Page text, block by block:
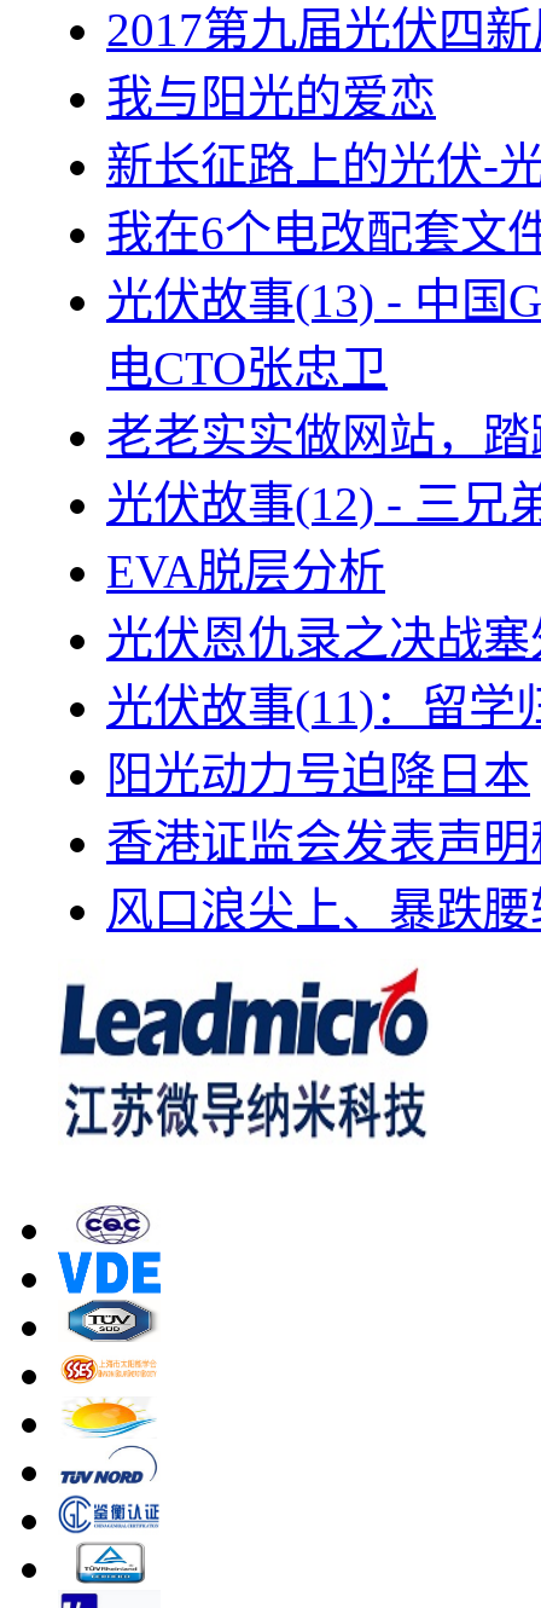
2017第九届光伏四
我与阳光的爱恋
新长征路上的光伏-
我在6个电改配套文
光伏故事(13) - 中国
电CTO张忠卫
老老实实做网站，
光伏故事(12) - 三兄
EVA脱层分析
光伏恩仇录之决战
光伏故事(11)：留学
阳光动力号迫降日本
香港证监会发表声
风口浪尖上、暴跌